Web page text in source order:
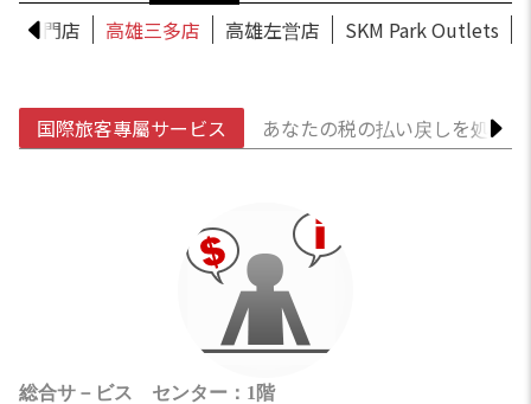
北門店 高雄三多店 高雄左営店 SKM Park Outlets
国際旅客專屬サービス あなたの税の払い戻しを処理
総合サ－ビス センター：1階